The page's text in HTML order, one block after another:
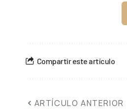
Compartir este artículo
ARTÍCULO ANTERIOR